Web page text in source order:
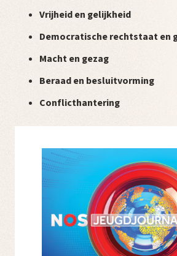
Vrijheid en gelijkheid
Democratische rechtstaat en
Macht en gezag
Beraad en besluitvorming
Conflicthantering